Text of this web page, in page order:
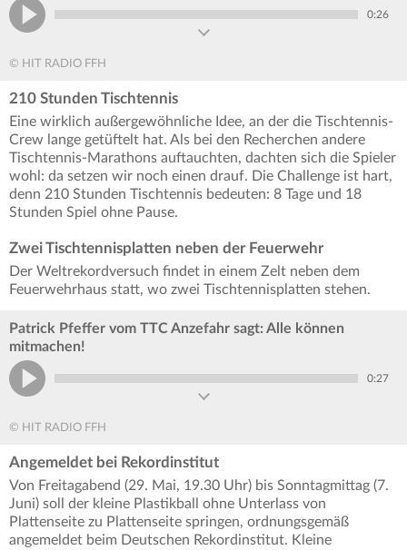
0:26
© HIT RADIO FFH
210 Stunden Tischtennis
Eine wirklich außergewöhnliche Idee, an der die Tischtennis-
Crew lange getüftelt hat. Als bei den Recherchen andere
Tischtennis-Marathons auftauchten, dachten sich die Spieler
wohl: da setzen wir noch einen drauf. Die Challenge ist hart,
denn 210 Stunden Tischtennis bedeuten: 8 Tage und 18
Stunden Spiel ohne Pause.
Zwei Tischtennisplatten neben der Feuerwehr
Der Weltrekordversuch findet in einem Zelt neben dem
Feuerwehrhaus statt, wo zwei Tischtennisplatten stehen.
Patrick Pfeffer vom TTC Anzefahr sagt: Alle können
mitmachen!
0:27
© HIT RADIO FFH
Angemeldet bei Rekordinstitut
Von Freitagabend (29. Mai, 19.30 Uhr) bis Sonntagmittag (7.
Juni) soll der kleine Plastikball ohne Unterlass von
Plattenseite zu Plattenseite springen, ordnungsgemäß
angemeldet beim Deutschen Rekordinstitut. Kleine